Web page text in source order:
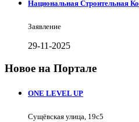
Национальная Строительная
Заявление
29-11-2025
Новое на Портале
ONE LEVEL UP
Сущёвская улица, 19с5